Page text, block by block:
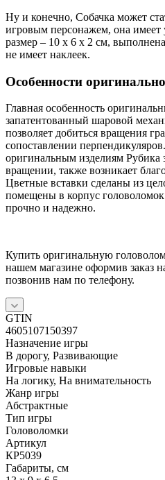
Ну и конечно, Собачка может
игровым персонажем, она имеет
размер – 10 х 6 х 2 см,
не имеет наклеек.
Особенности
Главная особенность
запатентованный шаровой
позволяет добиться вращения
сопоставлении
оригинальным изделиям Рубика
вращении, также возникает
Цветные вставки сделаны из
помещены в корпус
прочно и надежно.
Купить оригинальную
нашем магазине оформив заказ
позвонив нам по телефону.
GTIN
4605107150397
Назначение игры
В дорогу, Развивающие
Игровые навыки
На логику, На внимательность
Жанр игры
Абстрактные
Тип игры
Головоломки
Артикул
КР5039
Габариты, см